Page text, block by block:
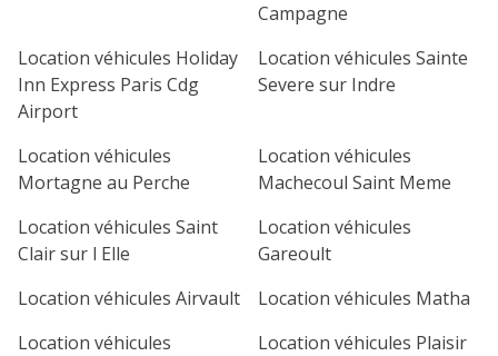
16 17
21 22 23 24 25
Campagne
Location véhicules Holiday
Inn Express Paris Cdg
Airport
Location véhicules Sainte
Severe sur Indre
Location véhicules
Mortagne au Perche
Location véhicules
Machecoul Saint Meme
Location véhicules Saint
Clair sur l Elle
Location véhicules
Gareoult
Location véhicules Airvault
Location véhicules Matha
Location véhicules
Location véhicules Plaisir